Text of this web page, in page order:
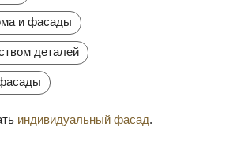
и фасады
деталей
индивидуальный фасад.